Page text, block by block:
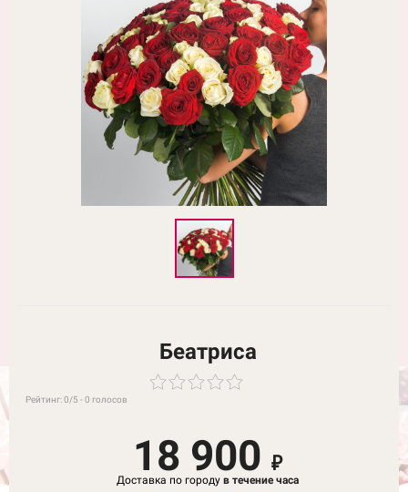
Беатриса
Рейтинг:0/5 -0 голосов
18 900₽
Доставка по городув течение часа